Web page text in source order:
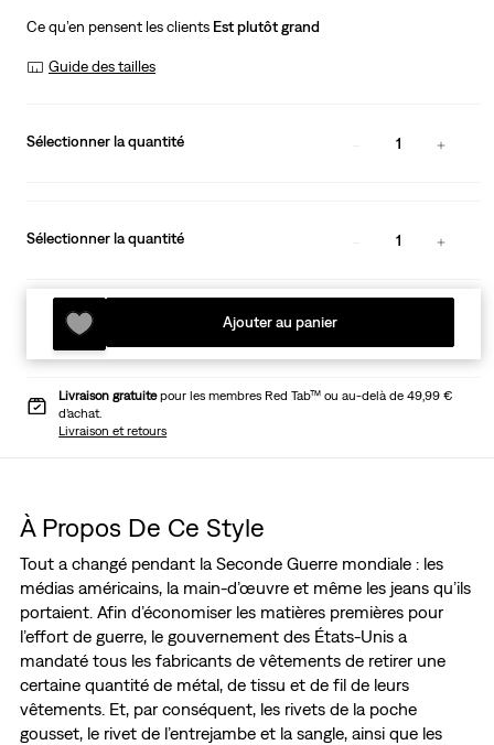
Ce qu’en pensent les clients Est plutôt grand
Guide des tailles
Sélectionner la quantité 1
Sélectionner la quantité 1
Ajouter au panier
Livraison gratuitepour les membres Red Tab™ ou au-delà de 49,99 €
d’achat.
Livraison et retours
À Propos De Ce Style
Tout a changé pendant la Seconde Guerre mondiale : les
médias américains, la main-d’œuvre et même les jeans qu’ils
portaient. Afin d’économiser les matières premières pour
l’effort de guerre, le gouvernement des États-Unis a
mandaté tous les fabricants de vêtements de retirer une
certaine quantité de métal, de tissu et de fil de leurs
vêtements. Et, par conséquent, les rivets de la poche
gousset, le rivet de l’entrejambe et la sangle, ainsi que les